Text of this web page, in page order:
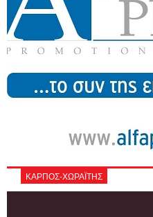
ΚΑΡΠΟΣ-ΧΩΡΑΪΤΗΣ